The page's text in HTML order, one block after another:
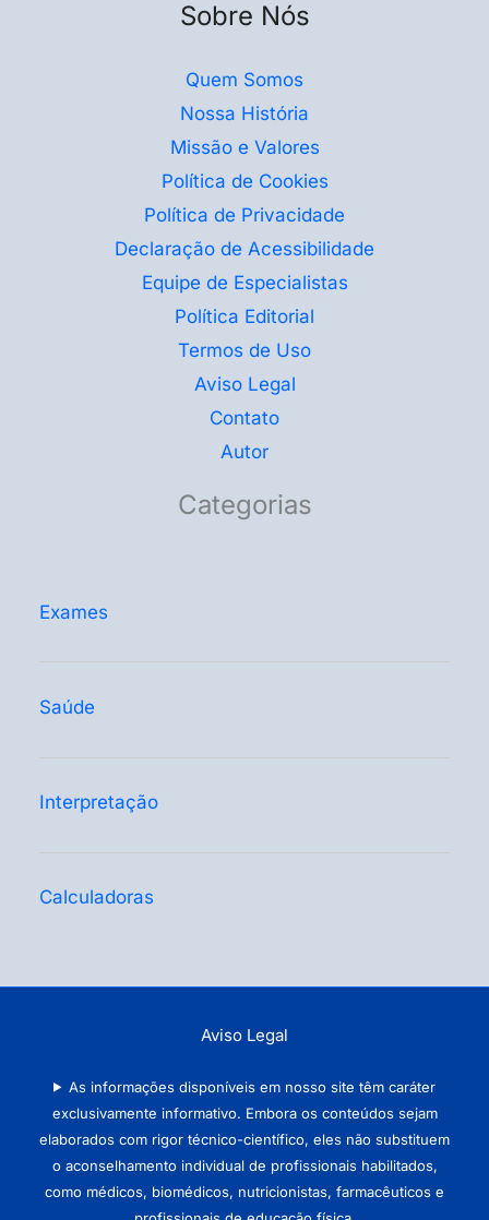
Sobre Nós
Quem Somos
Nossa História
Missão e Valores
Política de Cookies
Política de Privacidade
Declaração de Acessibilidade
Equipe de Especialistas
Política Editorial
Termos de Uso
Aviso Legal
Contato
Autor
Categorias
Exames
Saúde
Interpretação
Calculadoras
Aviso Legal
As informações disponíveis em nosso site têm caráter
exclusivamente informativo. Embora os conteúdos sejam
elaborados com rigor técnico-científico, eles não substituem
o aconselhamento individual de profissionais habilitados,
como médicos, biomédicos, nutricionistas, farmacêuticos e